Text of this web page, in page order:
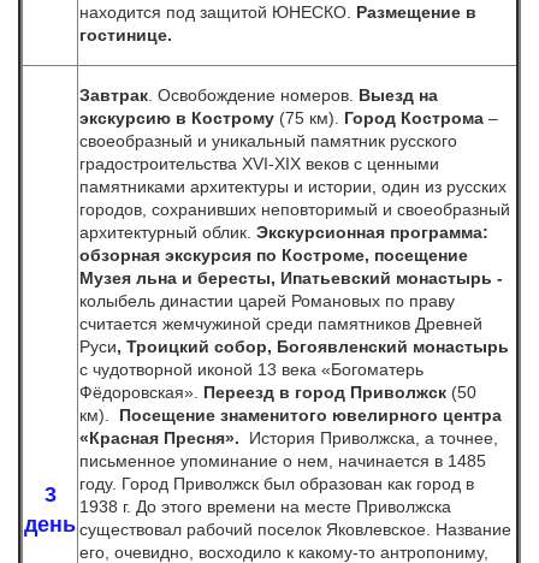
находится под защитой ЮНЕСКО. Размещение в
гостинице.
3
день
Завтрак . Освобождение номеров. Выезд на
экскурсию в Кострому (75 км). Город Кострома –
своеобразный и уникальный памятник русского
градостроительства XVI-XIX веков с ценными
памятниками архитектуры и истории, один из русских
городов, сохранивших неповторимый и своеобразный
архитектурный облик. Экскурсионная программа:
обзорная экскурсия по Костроме, посещение
Музея льна и бересты, Ипатьевский монастырь -
колыбель династии царей Романовых по праву
считается жемчужиной среди памятников Древней
Руси, Троицкий собор, Богоявленский монастырь
с чудотворной иконой 13 века «Богоматерь
Фёдоровская». Переезд в город Приволжск (50
км). Посещение знаменитого ювелирного центра
«Красная Пресня». История Приволжска, а точнее,
письменное упоминание о нем, начинается в 1485
году. Город Приволжск был образован как город в
1938 г. До этого времени на месте Приволжска
существовал рабочий поселок Яковлевское. Название
его, очевидно, восходило к какому-то антропониму,